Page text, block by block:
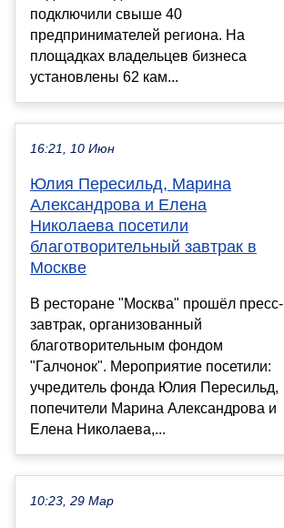
подключили свыше 40
предпринимателей региона. На
площадках владельцев бизнеса
установлены 62 кам...
16:21, 10 Июн
Юлия Пересильд, Марина
Александрова и Елена
Николаева посетили
благотворительный завтрак в
Москве
В ресторане "Москва" прошёл пресс-
завтрак, организованный
благотворительным фондом
"Галчонок". Мероприятие посетили:
учредитель фонда Юлия Пересильд,
попечители Марина Александрова и
Елена Николаева,...
10:23, 29 Мар